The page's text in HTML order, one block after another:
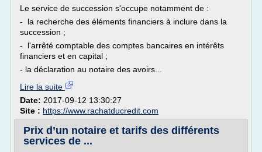
Le service de succession s'occupe notamment de :
- la recherche des éléments financiers à inclure dans la
succession ;
- l'arrêté comptable des comptes bancaires en intérêts
financiers et en capital ;
- la déclaration au notaire des avoirs...
Lire la suite
Date: 2017-09-12 13:30:27
Site : https://www.rachatducredit.com
Prix d’un notaire et tarifs des différents
services de ...